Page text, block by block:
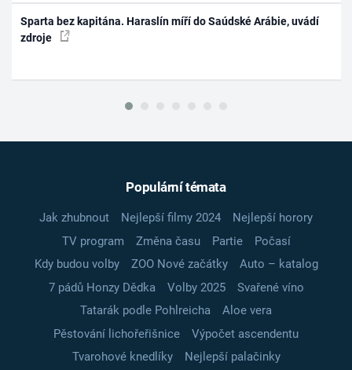
Sparta bez kapitána. Haraslín míří do Saúdské Arábie, uvádí
zdroje
Populární témata
Jak zhubnout Nejlepší filmy 2024
Nejlepší horory
TV program
Změna času Partie
Počasí
Kdy budou volby
ZOO Nové začátky
Auto – katalog
7 pádů Honzy Dědka
Volby 2025
Svařené víno
Tatarák podle Pohlreicha
Aloe vera
Pěstování lichořeřišnice
Výpočet ascendentu
Tvarohové knedlíky
Nejlepší palačinky